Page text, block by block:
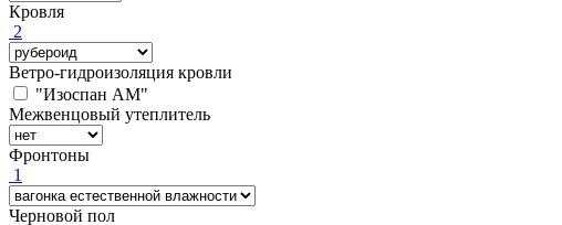
Кровля
2
Ветро-гидроизоляция кровли
"Изоспан AМ"
Межвенцовый утеплитель
Фронтоны
1
Черновой пол